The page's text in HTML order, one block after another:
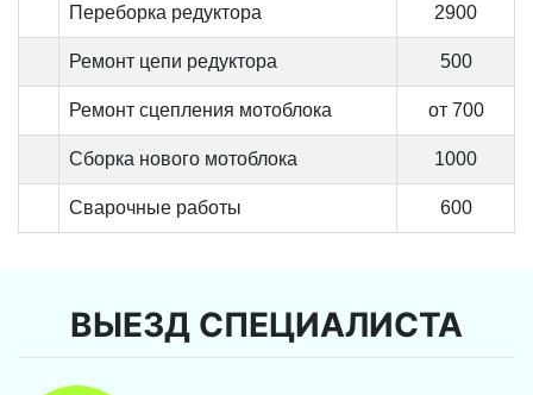
Переборка редуктора 2900
Ремонт цепи редуктора 500
Ремонт сцепления мотоблока от 700
Сборка нового мотоблока 1000
Сварочные работы 600
ВЫЕЗД СПЕЦИАЛИСТА